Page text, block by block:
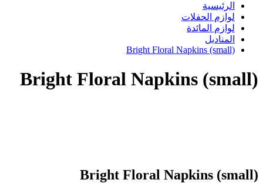
الرئيسية
لوازم الحفلات
لوازم المائدة
المناديل
Bright Floral Napkins (small)
Bright Floral Napkins (small)
Bright Floral Napkins (small)